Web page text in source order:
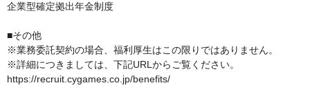
企業型確定拠出年金制度
■その他
※業務委託契約の場合、福利厚生はこの限りではありません。
※詳細につきましては、下記URLからご覧ください。
https://recruit.cygames.co.jp/benefits/